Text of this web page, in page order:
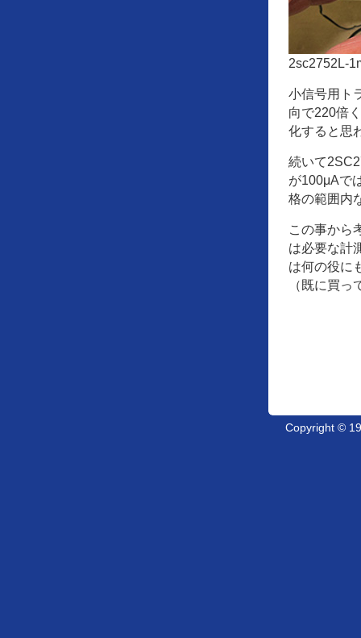
2sc2752L-
小信号用ト
向で220倍
化すると思
続いて
が100μAで
格の範囲内
この事から
は必要な計
は何の役に
（既に買
Copyright ©